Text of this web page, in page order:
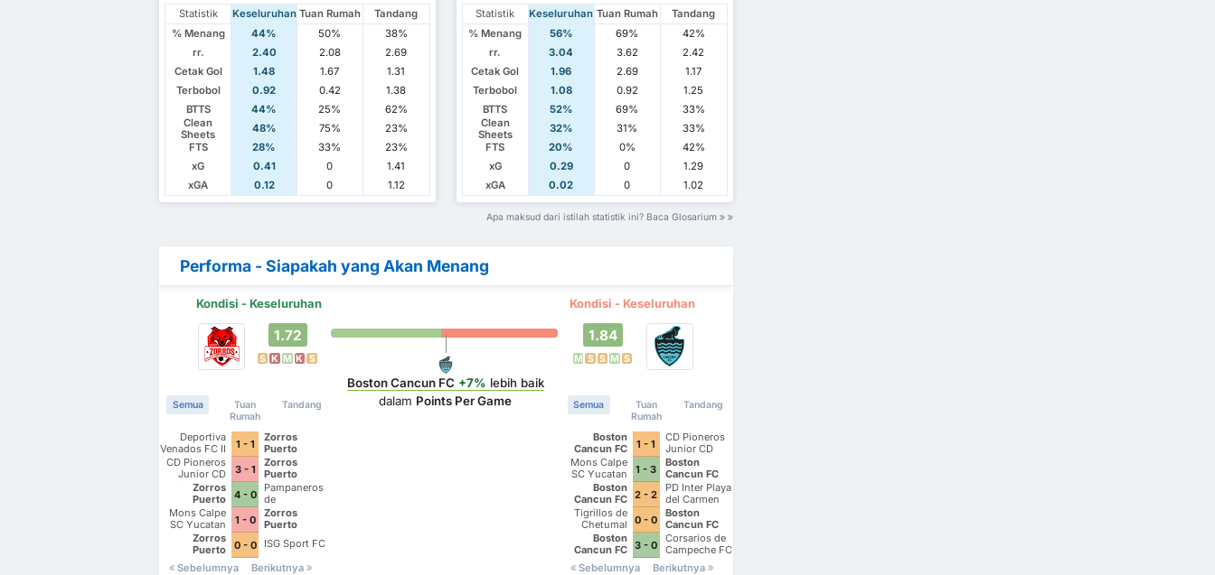
Statistik Keseluruhan Tuan Rumah
Tandang
% Menang
44% 50%
38%
rr.
2.40 2.08
2.69
Cetak Gol
1.48 1.67
1.31
Terbobol
0.92 0.42
1.38
BTTS
44% 25%
62%
Clean
Sheets
48% 75%
23%
FTS
28% 33%
23%
xG
0.41 0
1.41
xGA
0.12 0 1.12
Statistik Keseluruhan Tuan Rumah
Tandang
% Menang
56% 69%
42%
rr.
3.04 3.62
2.42
Cetak Gol
1.96 2.69
1.17
Terbobol
1.08 0.92
1.25
BTTS
52% 69%
33%
Clean
Sheets
32% 31%
33%
FTS
20% 0%
42%
xG
0.29 0
1.29
xGA
0.02 0 1.02
Apa maksud dari istilah statistik ini? Baca Glosarium
Performa - Siapakah yang Akan Menang
Kondisi - Keseluruhan Kondisi - Keseluruhan
1.72
S K M K S
Semua
Tuan
Rumah
Tandang
Deportiva
Venados FC II
1 - 1
Zorros
Puerto
Morelos FC
CD Pioneros
Junior CD
Pioneros de
Cancun II
3 - 1
Zorros
Puerto
Morelos FC
Zorros
Puerto
Morelos FC
4 - 0
Pampaneros
de
Champoton
FC
Mons Calpe
SC Yucatan
1 - 0
Zorros
Puerto
Zorros
Puerto
Morelos FC
0 - 0
ISG Sport FC
Sebelumnya
Berikutnya
Boston Cancun FC +7% lebih baik
dalam Points Per Game
1.84
M S S M S
Semua
Tuan
Rumah
Tandang
Boston
Cancun FC
1 - 1
CD Pioneros
Junior CD
Pioneros de
Cancun II
Mons Calpe
SC Yucatan
1 - 3
Boston
Cancun FC
Boston
Cancun FC 2 - 2
PD Inter Playa
del Carmen
AC II
Tigrillos de
Chetumal
0 - 0
Boston
Cancun FC
Boston
Cancun FC 3 - 0
Corsarios de
Campeche FC
Sebelumnya
Berikutnya